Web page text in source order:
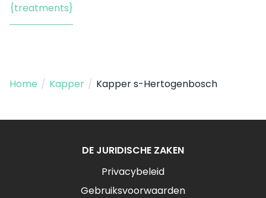
{treatments}
Home / Kapper / Kapper s-Hertogenbosch
DE JURIDISCHE ZAKEN
Privacybeleid
Gebruiksvoorwaarden